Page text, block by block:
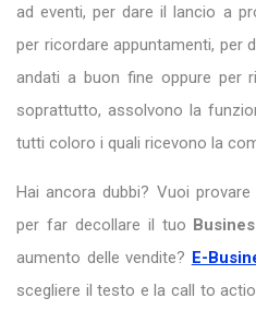
ad eventi, per dare il lancio a
per ricordare appuntamenti, per
andati a buon fine oppure per
soprattutto, assolvono la
tutti coloro i quali ricevono la
Hai ancora dubbi? Vuoi
per far decollare il tuo
aumento delle vendite? E-
scegliere il testo e la call to